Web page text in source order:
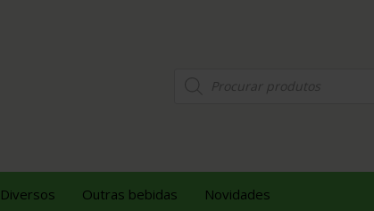
Diversos Outras bebidas Novidades